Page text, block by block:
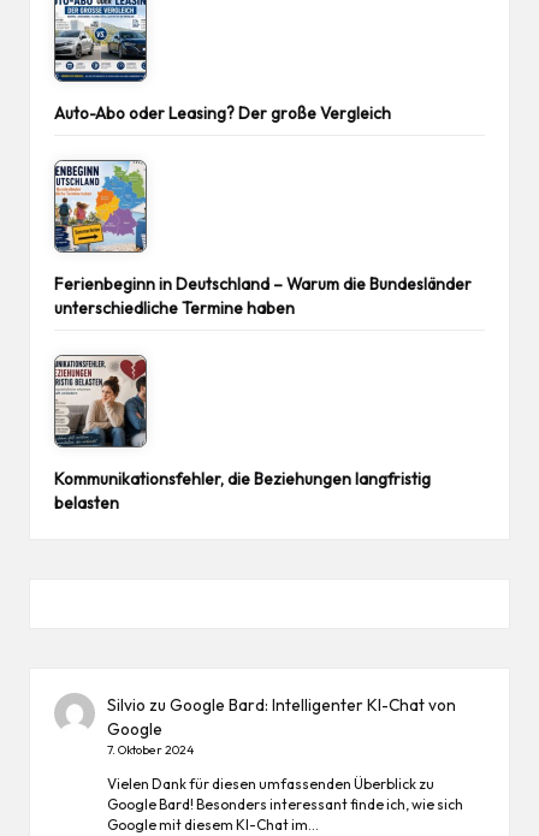
Auto-Abo oder Leasing? Der große Vergleich
Ferienbeginn in Deutschland – Warum die Bundesländer
unterschiedliche Termine haben
Kommunikationsfehler, die Beziehungen langfristig
belasten
Silvio zuGoogle Bard: Intelligenter KI-Chat von
Google
7. Oktober 2024
Vielen Dank für diesen umfassenden Überblick zu
Google Bard! Besonders interessant finde ich, wie sich
Google mit diesem KI-Chat im…